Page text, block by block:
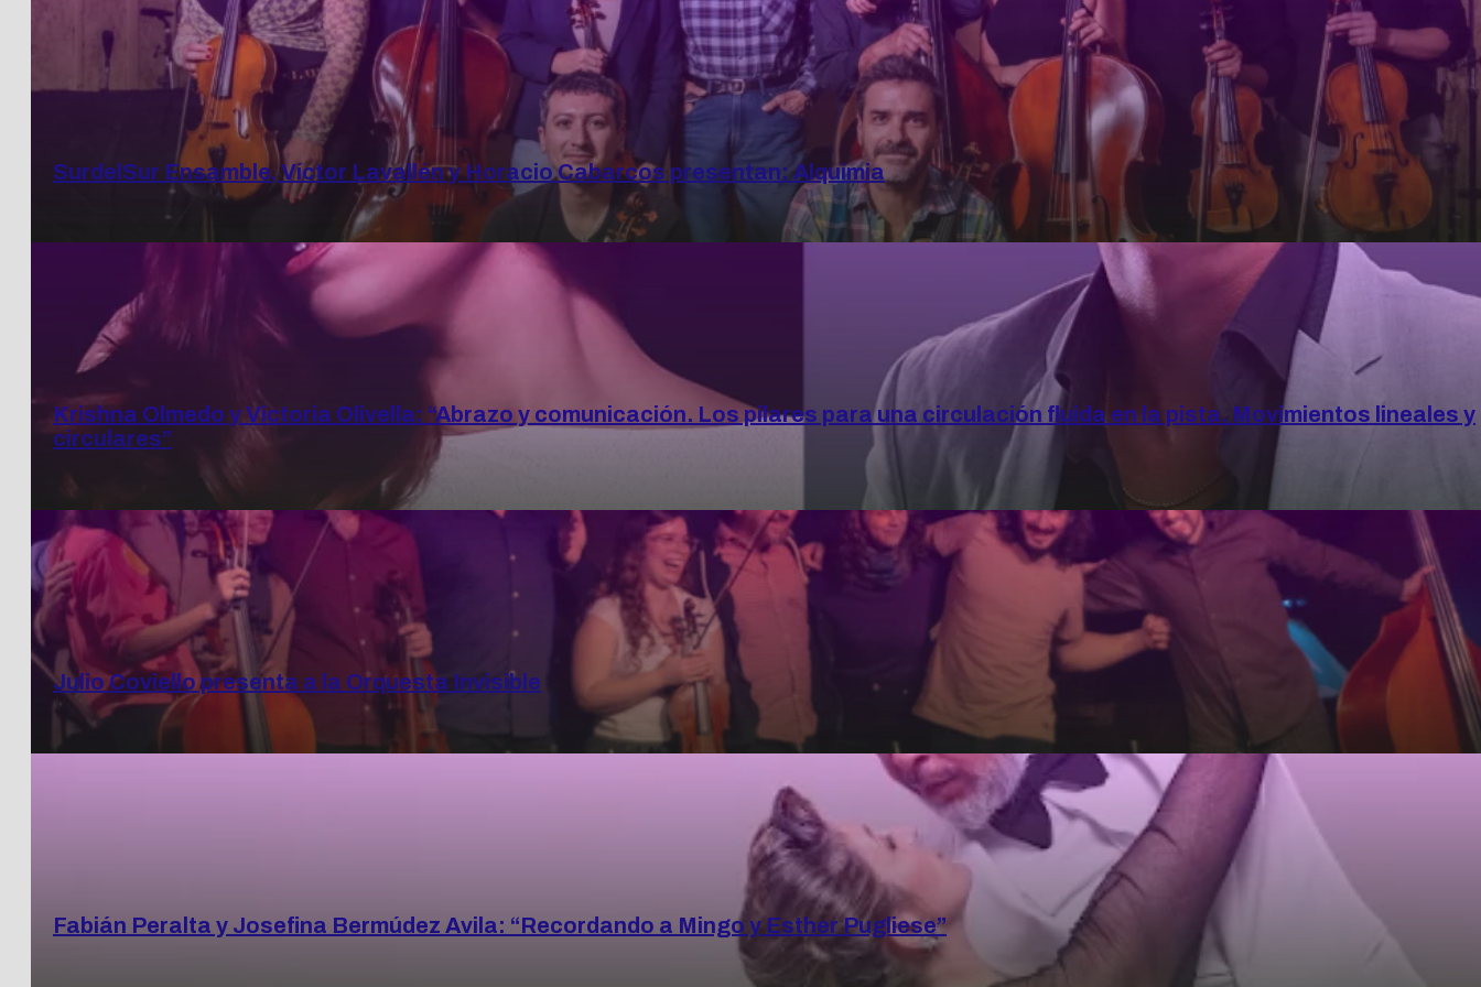
SurdelSur Ensamble, Víctor Lavallén y Horacio Cabarcos presentan: Alquimia
Krishna Olmedo y Victoria Olivella: “⁠Abrazo y comunicación. Los pilares para una circulación fluida en la pista. Movimientos lineales y
circulares”
Julio Coviello presenta a la Orquesta Invisible
Fabián Peralta y Josefina Bermúdez Avila: “Recordando a Mingo y Esther Pugliese”